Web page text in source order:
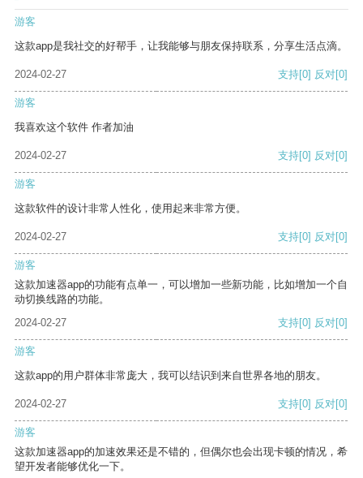
游客
这款app是我社交的好帮手，让我能够与朋友保持联系，分享生活点滴。
2024-02-27 支持[0] 反对[0]
游客
我喜欢这个软件 作者加油
2024-02-27 支持[0] 反对[0]
游客
这款软件的设计非常人性化，使用起来非常方便。
2024-02-27 支持[0] 反对[0]
游客
这款加速器app的功能有点单一，可以增加一些新功能，比如增加一个自
动切换线路的功能。
2024-02-27
支持[0] 反对[0]
游客
这款app的用户群体非常庞大，我可以结识到来自世界各地的朋友。
2024-02-27 支持[0] 反对[0]
游客
这款加速器app的加速效果还是不错的，但偶尔也会出现卡顿的情况，希
望开发者能够优化一下。